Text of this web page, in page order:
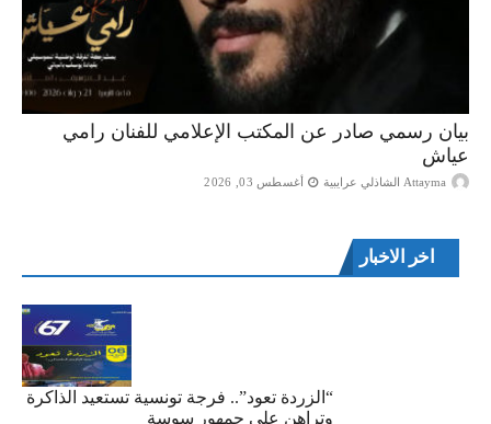
بيان رسمي صادر عن المكتب الإعلامي للفنان رامي
عياش
Attayma الشاذلي عرايبية أغسطس 03, 2026
اخر الاخبار
“الزردة تعود”.. فرجة تونسية تستعيد الذاكرة
وتراهن على جمهور سوسة